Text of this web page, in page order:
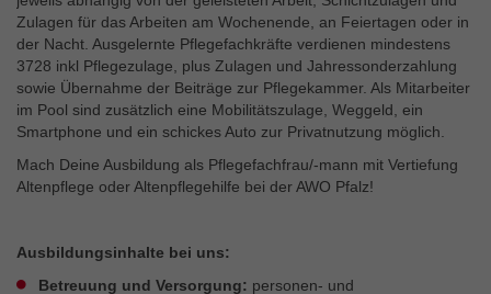
Zulagen für das Arbeiten am Wochenende, an Feiertagen oder in
der Nacht. Ausgelernte Pflegefachkräfte verdienen mindestens
3728 inkl Pflegezulage, plus Zulagen und Jahressonderzahlung
sowie Übernahme der Beiträge zur Pflegekammer. Als Mitarbeiter
im Pool sind zusätzlich eine Mobilitätszulage, Weggeld, ein
Smartphone und ein schickes Auto zur Privatnutzung möglich.
Mach Deine Ausbildung als Pflegefachfrau/-mann mit Vertiefung
Altenpflege oder Altenpflegehilfe bei der AWO Pfalz!
Ausbildungsinhalte bei uns:
Betreuung und Versorgung: personen- und